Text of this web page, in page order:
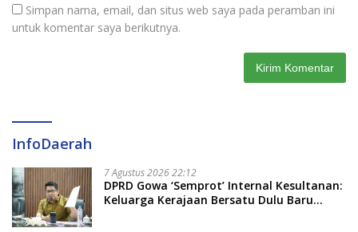
Simpan nama, email, dan situs web saya pada peramban ini
untuk komentar saya berikutnya.
InfoDaerah
7 Agustus 2026 22:12
DPRD Gowa ‘Semprot’ Internal Kesultanan:
Keluarga Kerajaan Bersatu Dulu Baru